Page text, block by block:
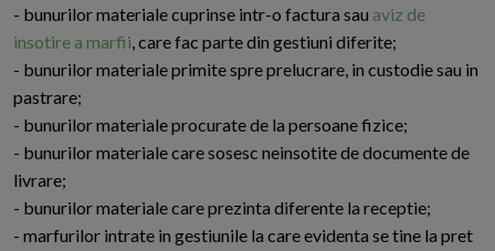
- bunurilor materiale cuprinse intr-o factura sau aviz de
insotire a marfii, care fac parte din gestiuni diferite;
- bunurilor materiale primite spre prelucrare, in custodie sau in
pastrare;
- bunurilor materiale procurate de la persoane fizice;
- bunurilor materiale care sosesc neinsotite de documente de
livrare;
- bunurilor materiale care prezinta diferente la receptie;
- marfurilor intrate in gestiunile la care evidenta se tine la pret